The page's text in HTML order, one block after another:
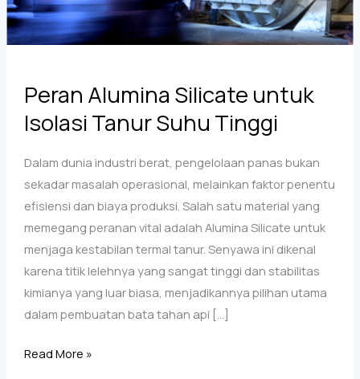
Peran Alumina Silicate untuk
Isolasi Tanur Suhu Tinggi
Dalam dunia industri berat, pengelolaan panas bukan
sekadar masalah operasional, melainkan faktor penentu
efisiensi dan biaya produksi. Salah satu material yang
memegang peranan vital adalah Alumina Silicate untuk
menjaga kestabilan termal tanur. Senyawa ini dikenal
karena titik lelehnya yang sangat tinggi dan stabilitas
kimianya yang luar biasa, menjadikannya pilihan utama
dalam pembuatan bata tahan api […]
Peran
Read More »